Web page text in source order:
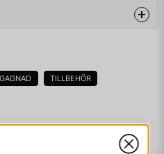
produkten...
TILLBEHÖR